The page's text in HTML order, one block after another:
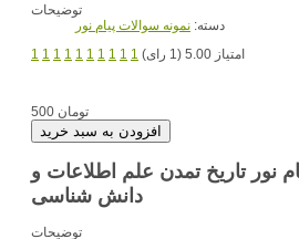
توضیحات
دسته: نمونه سوالات پیام نور
1 1 1 1 1 1 1 1 1 1
امتیاز 5.00 (1 رای)
500 تومان
نور تاریخ تمدن علم اطلاعات و
دانش شناسی
توضیحات